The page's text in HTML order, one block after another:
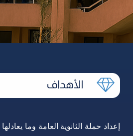
إعداد حملة الثانوية العامة وما